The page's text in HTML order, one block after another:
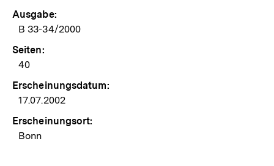
Ausgabe:
B 33-34/2000
Seiten:
40
Erscheinungsdatum:
17.07.2002
Erscheinungsort:
Bonn